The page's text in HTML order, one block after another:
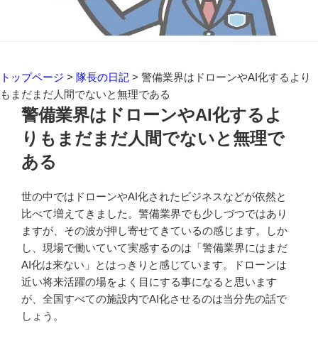
トップページ > 隊長の日記 > 警備業界はドローンやAI化するより
もまだまだ人間でないと無理である
警備業界はドローンやAI化するよ
りもまだまだ人間でないと無理で
ある
世の中ではドローンやAI化されたビジネスなどが依然と
比べて増えてきました。警備業界でも少しづつではあり
ますが、その波が押し寄せてきているの感じます。しか
し、現場で働いていて実感するのは「警備業界にはまだ
AI化は来ない」とはっきりと感じています。ドローンは
近い将来活躍の場をよく目にする事になると思います
が、全国すべての施設内でAI化させるのは当分先の話で
しょう。